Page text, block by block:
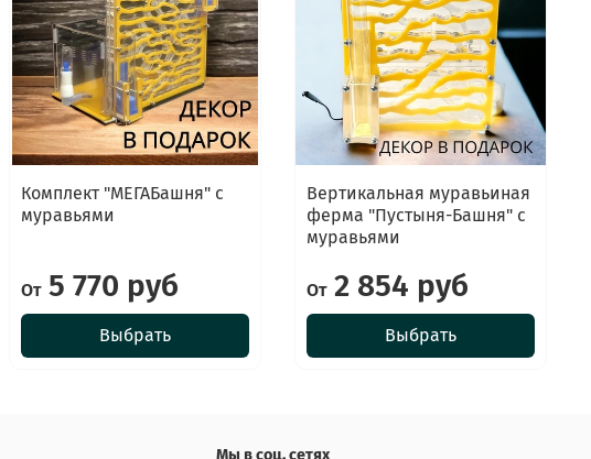
Комплект "МЕГАБашня" с
муравьями
От5 770 руб
Выбрать
Вертикальная муравьиная
ферма "Пустыня-Башня" с
муравьями
От2 854 руб
Выбрать
Мы в соц. сетях